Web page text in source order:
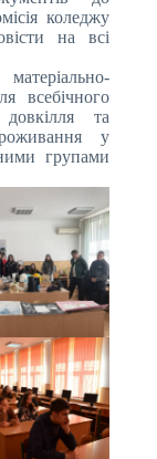
коледжу
на всі
всебічного
довкілля та
у
групами